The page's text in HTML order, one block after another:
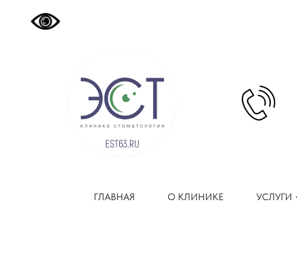
ГЛАВНАЯ О КЛИНИКЕ УСЛУГИ